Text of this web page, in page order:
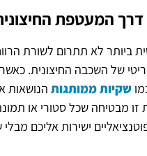
דרך המעטפת
לא תתרום לשורת
של השכבה החיצונית.
שקיות ממותגות הנושאות
זו מבטיחה שכל סטורי או
ישירות אליכם